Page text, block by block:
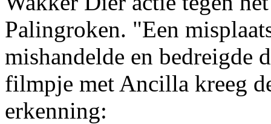
Palingroken. "Een
mishandelde en bedreigde
filmpje met Ancilla kreeg
erkenning: